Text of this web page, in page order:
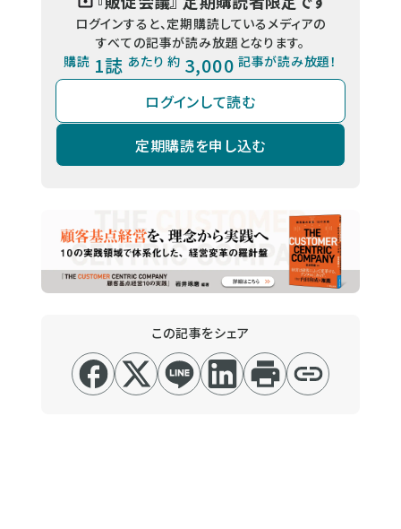
ログインすると、定期購読しているメディアの
すべての記事が読み放題となります。
購読 1誌 あたり 約 3,000 記事が読み放題！
ログインして読む
定期購読を申し込む
この記事をシェア